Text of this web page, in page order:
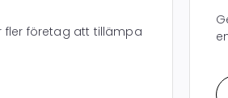
fler företag att tillämpa